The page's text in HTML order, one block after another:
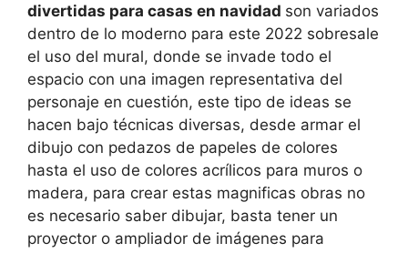
divertidas para casas en navidad son variados
dentro de lo moderno para este 2022 sobresale
el uso del mural, donde se invade todo el
espacio con una imagen representativa del
personaje en cuestión, este tipo de ideas se
hacen bajo técnicas diversas, desde armar el
dibujo con pedazos de papeles de colores
hasta el uso de colores acrílicos para muros o
madera, para crear estas magnificas obras no
es necesario saber dibujar, basta tener un
proyector o ampliador de imágenes para